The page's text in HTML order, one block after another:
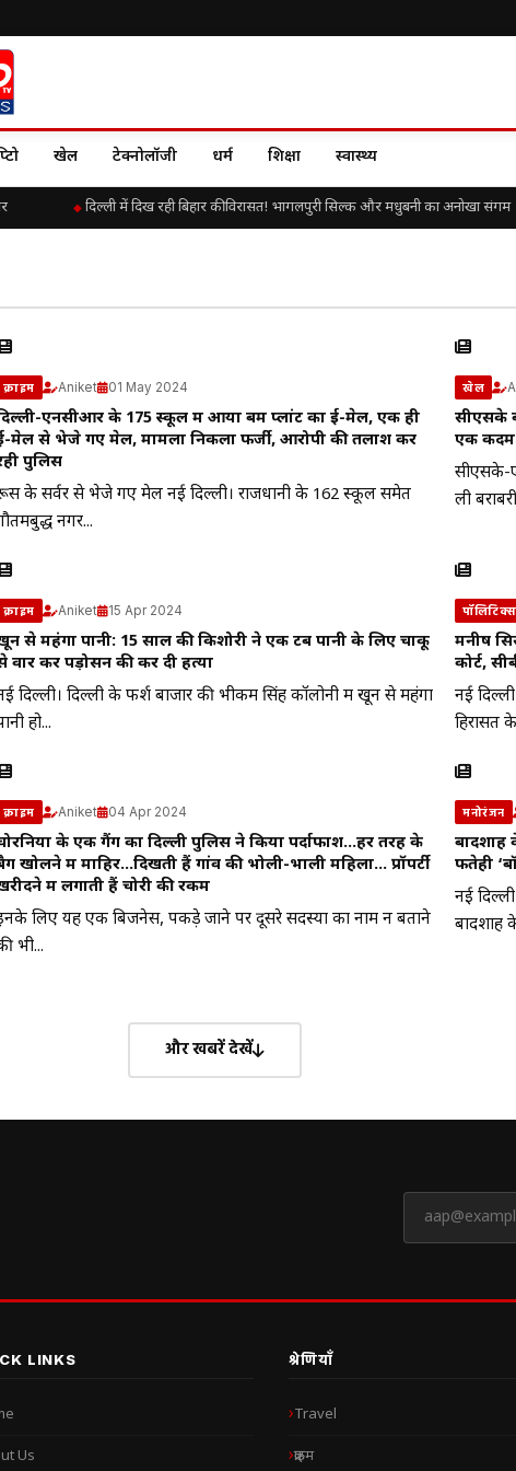
खेल टेक्नोलॉजी धर्म शिक्षा स्वास्थ्य
दिल्ली में दिख रही बिहार की विरासत! भागलपुरी सिल्क और मधुबनी का अनोखा संगम
क्राइम Aniket 01 May 2024
एनसीआर के 175 स्कूल में आया बम प्लांट का ई-मेल, एक ही
मेल से भेजे गए मेल, मामला निकला फर्जी, आरोपी की तलाश कर
पुलिस
के सर्वर से भेजे गए मेल नई दिल्ली। राजधानी के 162 स्कूल समेत
नगर...
खेल
सीएसके
एक कदम
सीएसके-
ली
क्राइम Aniket 15 Apr 2024
से महंगा पानी: 15 साल की किशोरी ने एक टब पानी के लिए चाकू
वार कर पड़ोसन की कर दी हत्या
दिल्ली। दिल्ली के फर्श बाजार की भीकम सिंह कॉलोनी में खून से महंगा
हो...
पॉलिटिक्स
मनीष
कोर्ट,
नई
हिरासत
क्राइम Aniket 04 Apr 2024
के एक गैंग का दिल्ली पुलिस ने किया पर्दाफाश…हर तरह के
खोलने में माहिर…दिखती हैं गांव की भोली-भाली महिला… प्रॉपर्टी
में लगाती हैं चोरी की रकम
लिए यह एक बिजनेस, पकड़े जाने पर दूसरे सदस्यों का नाम न बताने
भी...
मनोरंजन
बादशाह
फतेही
नई
बादशाह
और खबरें देखें
LINKS
Us
श्रेणियाँ
Travel
क्राइम